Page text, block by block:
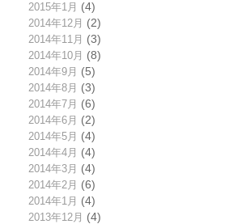
2015年1月 (4)
2014年12月 (2)
2014年11月 (3)
2014年10月 (8)
2014年9月 (5)
2014年8月 (3)
2014年7月 (6)
2014年6月 (2)
2014年5月 (4)
2014年4月 (4)
2014年3月 (4)
2014年2月 (6)
2014年1月 (4)
2013年12月 (4)